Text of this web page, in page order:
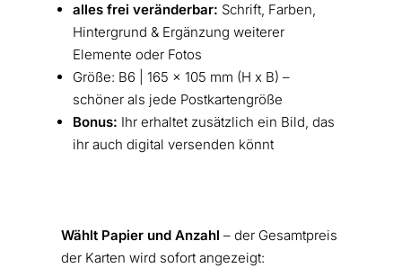
alles frei veränderbar: Schrift, Farben,
Hintergrund & Ergänzung weiterer
Elemente oder Fotos
Größe: B6 | 165 x 105 mm (H x B) –
schöner als jede Postkartengröße
Bonus: Ihr erhaltet zusätzlich ein Bild, das
ihr auch digital versenden könnt
Wählt Papier und Anzahl – der Gesamtpreis
der Karten wird sofort angezeigt: